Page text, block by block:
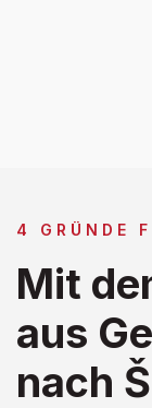
4 GRÜNDE
Mit
aus
nach